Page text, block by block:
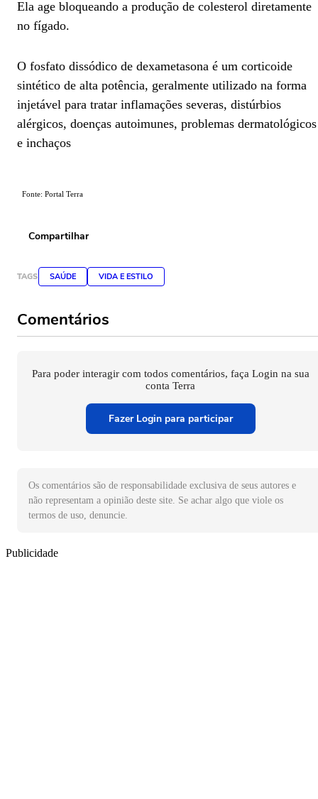
Ela age bloqueando a produção de colesterol diretamente
no fígado.
O fosfato dissódico de dexametasona é um corticoide
sintético de alta potência, geralmente utilizado na forma
injetável para tratar inflamações severas, distúrbios
alérgicos, doenças autoimunes, problemas dermatológicos
e inchaços
Fonte: Portal Terra
Compartilhar
TAGS SAÚDE VIDA E ESTILO
Comentários
Para poder interagir com todos comentários, faça Login na sua
conta Terra
Fazer Login para participar
Os comentários são de responsabilidade exclusiva de seus autores e
não representam a opinião deste site. Se achar algo que viole os
termos de uso, denuncie.
Publicidade